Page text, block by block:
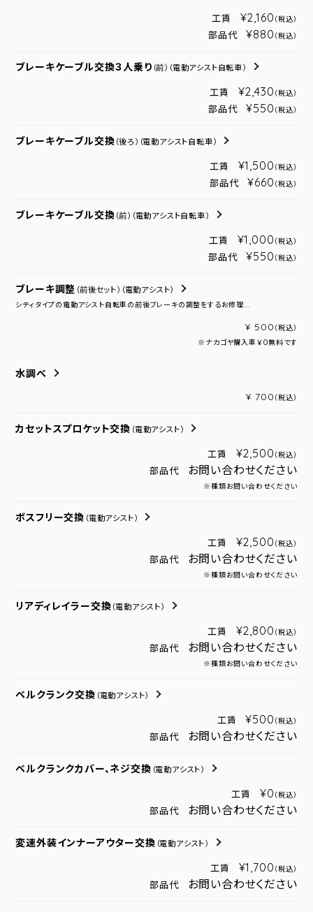
工賃 ¥2,160 （税込）
部品代 ¥880 （税込）
ブレーキケーブル交換３人乗り （前） （電動アシスト自転車）
工賃 ¥2,430 （税込）
部品代 ¥550 （税込）
ブレーキケーブル交換 （後ろ） （電動アシスト自転車）
工賃 ¥1,500 （税込）
部品代 ¥660 （税込）
ブレーキケーブル交換 （前） （電動アシスト自転車）
工賃 ¥1,000 （税込）
部品代 ¥550 （税込）
ブレーキ調整 （前後セット） （電動アシスト）
シティタイプの電動アシスト自転車の前後ブレーキの調整をするお修理...
¥ 500 （税込）
※ナカゴヤ購入車￥０無料です
水調べ
¥ 700 （税込）
カセットスプロケット交換 （電動アシスト）
工賃 ¥2,500 （税込）
部品代 お問い合わせください
※種類お問い合わせください
ボスフリー交換 （電動アシスト）
工賃 ¥2,500 （税込）
部品代 お問い合わせください
※種類お問い合わせください
リアディレイラー交換 （電動アシスト）
工賃 ¥2,800 （税込）
部品代 お問い合わせください
※種類お問い合わせください
ベルクランク交換 （電動アシスト）
工賃 ¥500 （税込）
部品代 お問い合わせください
ベルクランクカバー、ネジ交換 （電動アシスト）
工賃 ¥0 （税込）
部品代 お問い合わせください
変速外装インナーアウター交換 （電動アシスト）
工賃 ¥1,700 （税込）
部品代 お問い合わせください